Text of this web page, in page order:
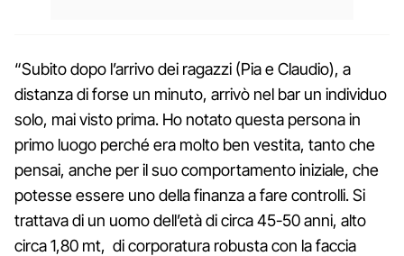
“Subito dopo l’arrivo dei ragazzi (Pia e Claudio), a
distanza di forse un minuto, arrivò nel bar un individuo
solo, mai visto prima. Ho notato questa persona in
primo luogo perché era molto ben vestita, tanto che
pensai, anche per il suo comportamento iniziale, che
potesse essere uno della finanza a fare controlli. Si
trattava di un uomo dell’età di circa 45-50 anni, alto
circa 1,80 mt, di corporatura robusta con la faccia